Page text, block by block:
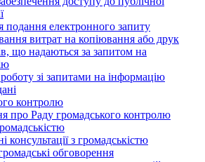
подання електронного запиту
витрат на копіювання або друк
що надаються за запитом на
зі запитами на інформацію
контролю
про Раду громадського контролю
консультації з громадськістю
обговорення